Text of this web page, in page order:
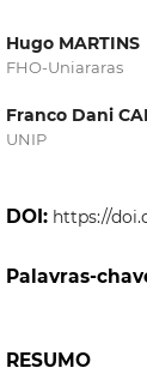
Hugo MARTINS
FHO-Uniararas
Franco Dani
UNIP
DOI: https://
Palavras-
RESUMO